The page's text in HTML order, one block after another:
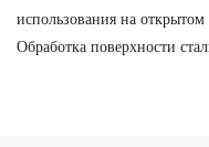
использования на открытом
Обработка поверхности